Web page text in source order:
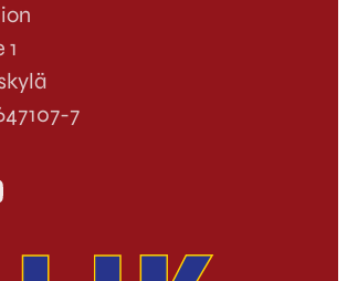
7